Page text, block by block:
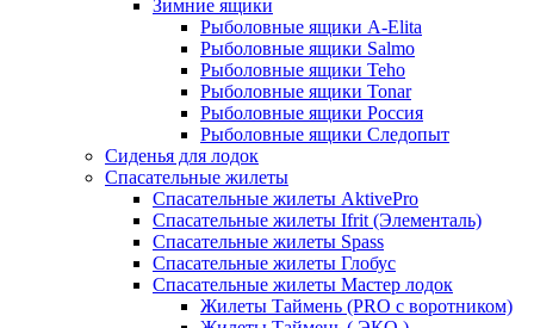
Зимние ящики
Рыболовные ящики A-Elita
Рыболовные ящики Salmo
Рыболовные ящики Teho
Рыболовные ящики Tonar
Рыболовные ящики Россия
Рыболовные ящики Следопыт
Сиденья для лодок
Спасательные жилеты
Спасательные жилеты AktivePro
Спасательные жилеты Ifrit (Элементаль)
Спасательные жилеты Spass
Спасательные жилеты Глобус
Спасательные жилеты Мастер лодок
Жилеты Таймень (PRO c воротником)